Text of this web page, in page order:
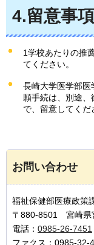
4.留意事項
1学校あたりの推
てください。
長崎大学医学部
願手続は、別途
で、留意してくだ
お問い合わせ
福祉保健部医療政策
〒880-8501 宮崎県
電話： 0985-26-7451
ファクス：0985-32-